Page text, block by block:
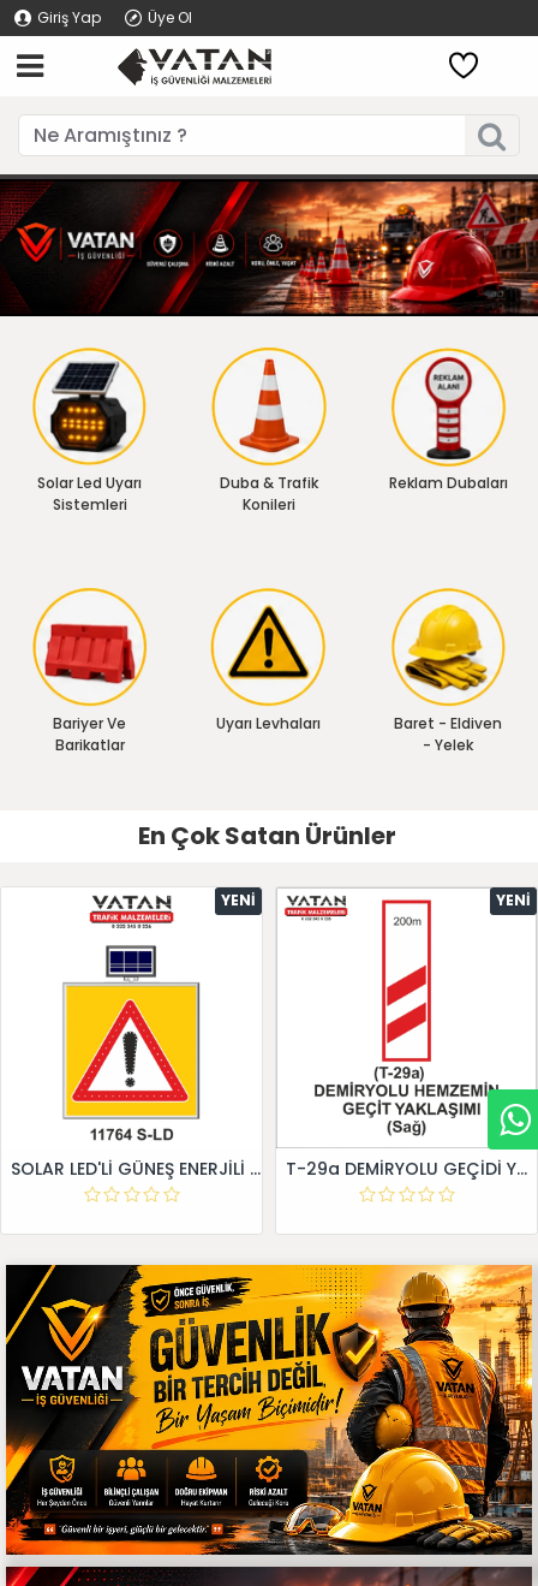
Giriş Yap Üye Ol
Solar Led Uyarı
Sistemleri
Duba & Trafik
Konileri
Reklam Dubaları
Bariyer Ve
Barikatlar
Uyarı Levhaları
Baret - Eldiven
- Yelek
En Çok Satan Ürünler
YENI
SOLAR LED'Lİ GÜNEŞ ENERJİLİ LEVHA
YENI
T-29a DEMİRYOLU GEÇİDİ YAKLAŞIM LEVHALARI (Sağ)